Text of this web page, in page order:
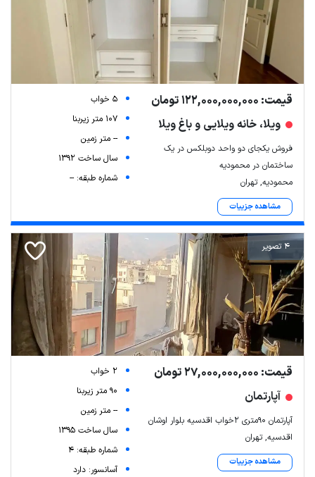
| Map data © ariamarz.com
قیمت: 122,000,000,000 تومان
ویلا، خانه ویلایی و باغ ویلا
فروش یکجای دو واحد دوبلکس در یک
ساختمان در محمودیه
محمودیه, تهران
مشاهده جزییات
5 خواب
107 متر زیربنا
-- متر زمین
سال ساخت 1392
شماره طبقه: --
4 تصویر
قیمت: 27,000,000,000 تومان
آپارتمان
آپارتمان ۹۰متری ۲خواب اقدسیه بلوار اوشان
اقدسیه, تهران
مشاهده جزییات
2 خواب
90 متر زیربنا
-- متر زمین
سال ساخت 1395
شماره طبقه: 4
آسانسور: دارد